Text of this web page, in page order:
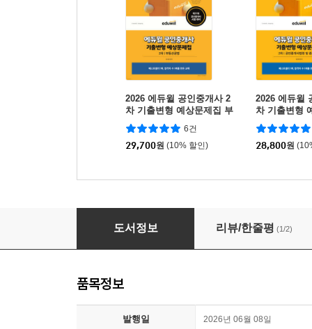
2026 에듀윌 공인중개사 2
차 기출변형 예상문제집 부
동산공법
6건
29,700원 (10% 할인)
2026 에듀윌
차 기출변형
인중개사법
28,800원
2026 에듀윌 공인중개사 2차 기출변형 예상문
도서정보 리뷰/한줄평 (1/2)
품목정보
발행일 2026년 06월 08일